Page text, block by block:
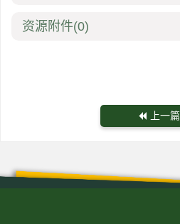
资源附件(0)
上一篇